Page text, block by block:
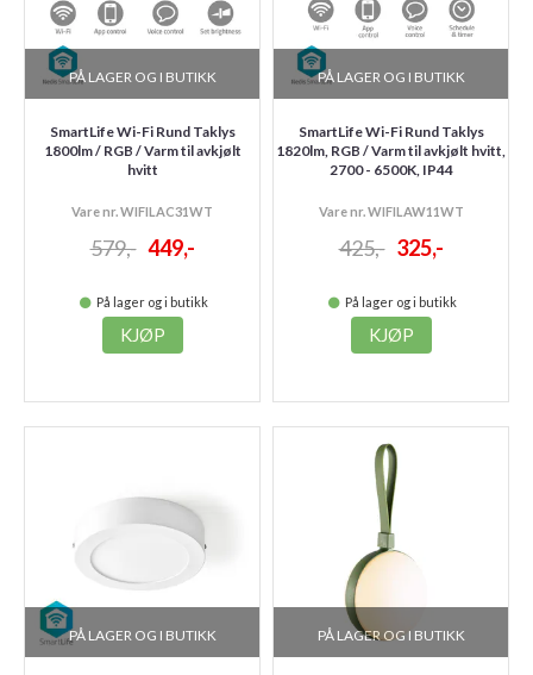
PÅ LAGER OG I BUTIKK
SmartLife Wi-Fi Rund Taklys
1800lm / RGB / Varm til avkjølt
hvitt
Vare nr. WIFILAC31WT
579,- 449,-
På lager og i butikk
KJØP
PÅ LAGER OG I BUTIKK
SmartLife Wi-Fi Rund Taklys
1820lm, RGB / Varm til avkjølt hvitt,
2700 - 6500K, IP44
Vare nr. WIFILAW11WT
425,- 325,-
På lager og i butikk
KJØP
PÅ LAGER OG I BUTIKK PÅ LAGER OG I BUTIKK